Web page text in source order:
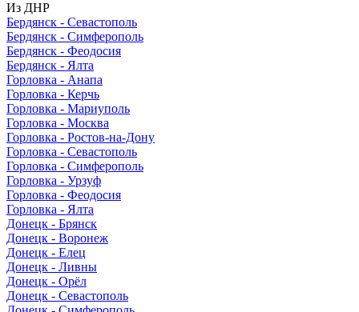
Из ДНР
Бердянск - Севастополь
Бердянск - Симферополь
Бердянск - Феодосия
Бердянск - Ялта
Горловка - Анапа
Горловка - Керчь
Горловка - Мариуполь
Горловка - Москва
Горловка - Ростов-на-Дону
Горловка - Севастополь
Горловка - Симферополь
Горловка - Урзуф
Горловка - Феодосия
Горловка - Ялта
Донецк - Брянск
Донецк - Воронеж
Донецк - Елец
Донецк - Ливны
Донецк - Орёл
Донецк - Севастополь